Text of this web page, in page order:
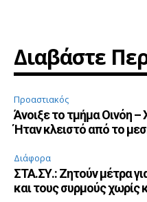
Διαβάστε
Προαστιακός
Άνοιξε το τμήμα Οινόη
Ήταν κλειστό από το
Διάφορα
ΣΤΑ.ΣΥ.: Ζητούν μέτρα
και τους συρμούς χωρίς